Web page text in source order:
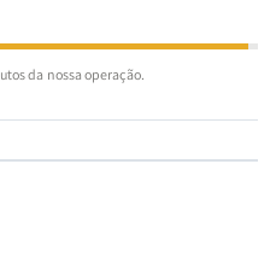
da nossa operação.